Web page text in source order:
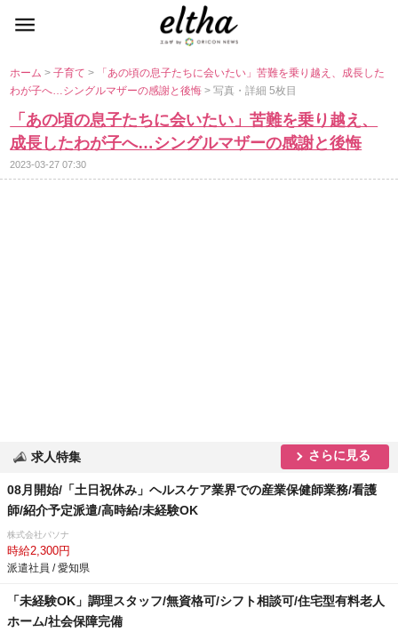
ホーム>子育て>
「あの頃の息子たちに会いたい」苦難を乗り越え、成長した
わが子へ…シングルマザーの感謝と後悔> 写真・詳細 5枚目
「あの頃の息子たちに会いたい」苦難を乗り越え、
成長したわが子へ…シングルマザーの感謝と後悔
2023-03-27 07:30
求人特集 さらに見る
08月開始/「土日祝休み」ヘルスケア業界での産業保健師業務/看護
師/紹介予定派遣/高時給/未経験OK
株式会社パソナ
時給2,300円
派遣社員 / 愛知県
「未経験OK」調理スタッフ/無資格可/シフト相談可/住宅型有料老人
ホーム/社会保障完備